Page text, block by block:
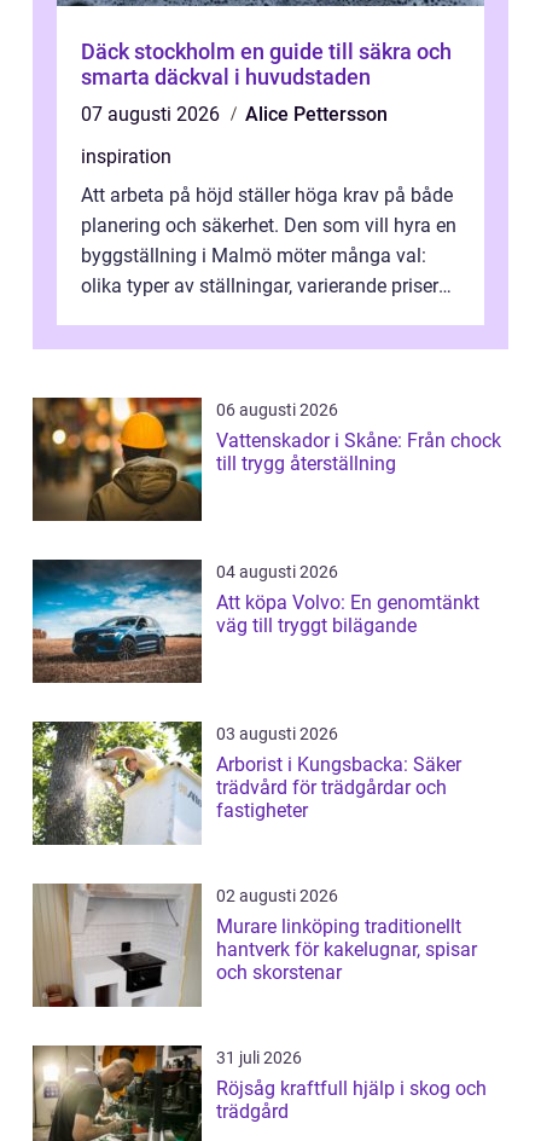
Däck stockholm en guide till säkra och
smarta däckval i huvudstaden
07 augusti 2026
Alice Pettersson
inspiration
Att arbeta på höjd ställer höga krav på både
planering och säkerhet. Den som vill hyra en
byggställning i Malmö möter många val:
olika typer av ställningar, varierande priser
06 augusti 2026
Vattenskador i Skåne: Från chock
till trygg återställning
04 augusti 2026
Att köpa Volvo: En genomtänkt
väg till tryggt bilägande
03 augusti 2026
Arborist i Kungsbacka: Säker
trädvård för trädgårdar och
fastigheter
02 augusti 2026
Murare linköping traditionellt
hantverk för kakelugnar, spisar
och skorstenar
31 juli 2026
Röjsåg kraftfull hjälp i skog och
trädgård